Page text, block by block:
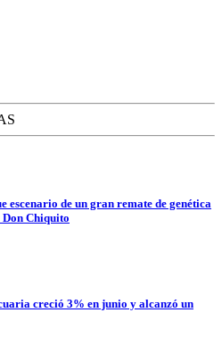
escenario de un gran remate de genética
Don Chiquito
creció 3% en junio y alcanzó un